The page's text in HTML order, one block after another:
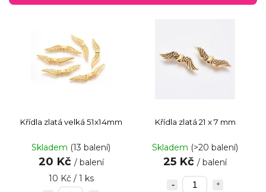
Nejdražší
Abecedně
Křídla zlatá velká 51x14mm
Skladem (13 balení)
20 Kč / balení
10 Kč / 1 ks
Křídla zlatá 21 x 7 mm
Skladem (>20 balení)
25 Kč / balení